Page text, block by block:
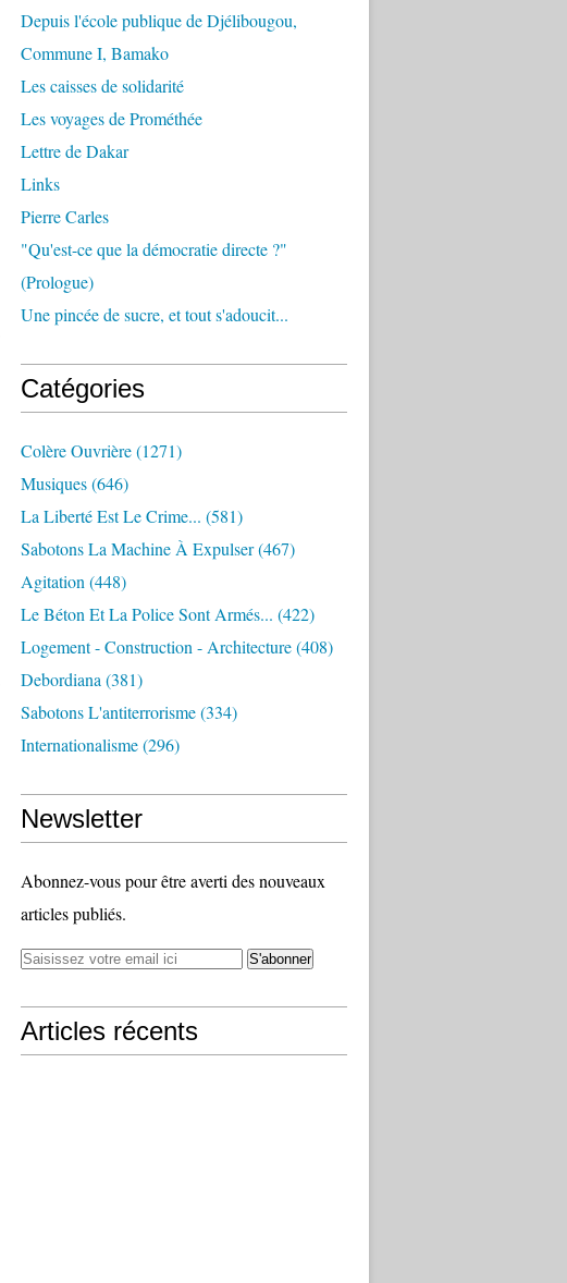
Depuis l'école publique de Djélibougou,
Commune I, Bamako
Les caisses de solidarité
Les voyages de Prométhée
Lettre de Dakar
Links
Pierre Carles
"Qu'est-ce que la démocratie directe ?"
(Prologue)
Une pincée de sucre, et tout s'adoucit...
Catégories
Colère Ouvrière(1271)
Musiques(646)
La Liberté Est Le Crime... (581)
Sabotons La Machine À Expulser(467)
Agitation (448)
Le Béton Et La Police Sont Armés... (422)
Logement - Construction - Architecture(408)
Debordiana (381)
Sabotons L'antiterrorisme(334)
Internationalisme(296)
Newsletter
Abonnez-vous pour être averti des nouveaux
articles publiés.
Articles récents